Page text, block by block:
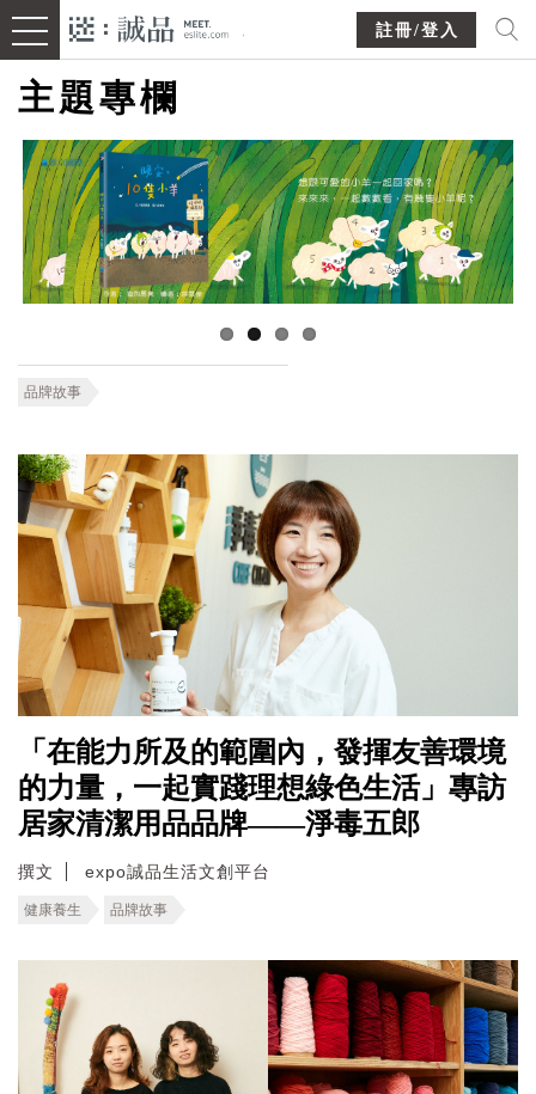
註冊/登入
主題專欄
品牌故事
「在能力所及的範圍內，發揮友善環境
的力量，一起實踐理想綠色生活」專訪
居家清潔用品品牌——淨毒五郎
撰文 expo誠品生活文創平台
健康養生 品牌故事